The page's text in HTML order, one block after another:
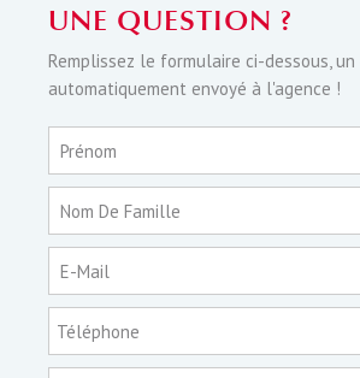
UNE QUESTION ?
Remplissez le formulaire ci-dessous,
automatiquement envoyé à l'agence !
Prénom
Nom De Famille
E-Mail
Téléphone